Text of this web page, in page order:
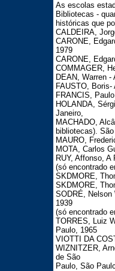
As escolas
Bibliotecas -
históricas que
CALDEIRA,
CARONE,
1979
CARONE,
COMMAGER,
DEAN, Warren
FAUSTO,
FRANCIS,
HOLANDA,
Janeiro,
MACHADO,
bibliotecas).
MAURO,
MOTA, Carlos
RUY, Affonso,
(só encontrado
SKDMORE,
SKDMORE,
SODRÉ, Nelson
1939
(só encontrado
TORRES, Luiz
Paulo, 1965
VIOTTI DA
WIZNITZER,
de São
Paulo, São